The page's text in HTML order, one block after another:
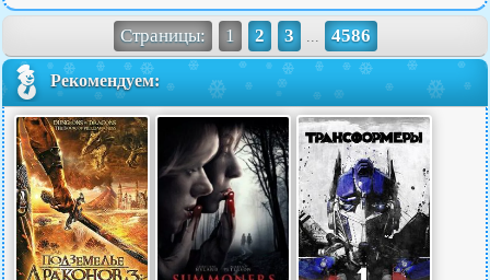
Страницы: 1 2 3 ... 4586
Рекомендуем: